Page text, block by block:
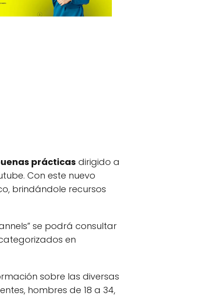
prácticas dirigido a
Con este nuevo
brindándole recursos
se podrá consultar
en
sobre las diversas
hombres de 18 a 34,